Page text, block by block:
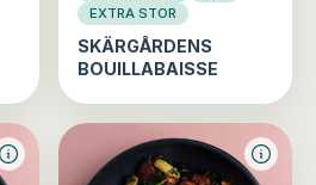
EXTRA STOR
SKÄRGÅRDENS
BOUILLABAISSE